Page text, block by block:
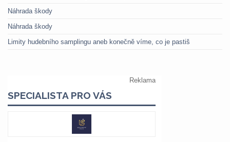
Náhrada škody
Náhrada škody
Limity hudebního samplingu aneb konečně víme, co je pastiš